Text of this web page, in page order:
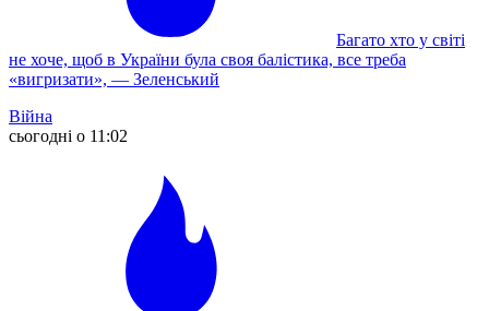
Багато хто у світі
не хоче, щоб в України була своя балістика, все треба
«вигризати», — Зеленський
Війна
сьогодні о 11:02